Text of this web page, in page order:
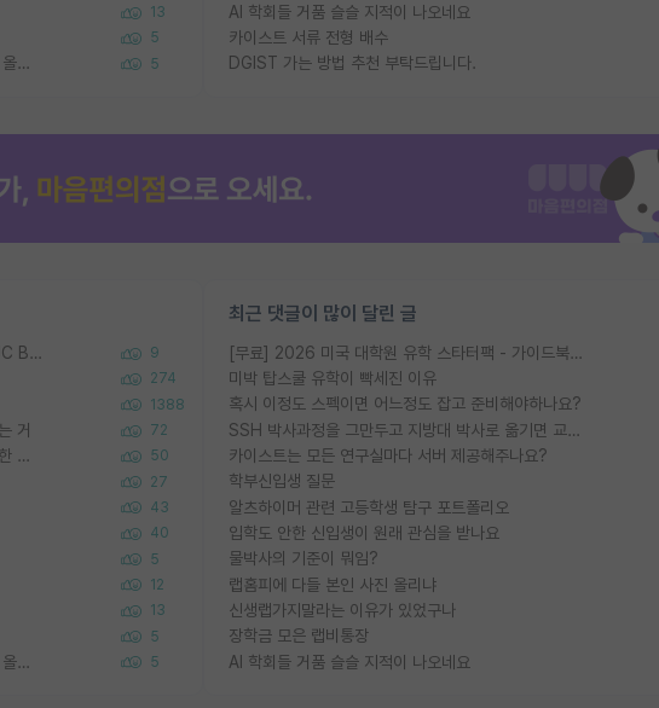
13
5
정보보안 연구하는 입장에선 식별가능한 사진을 올리는건 비추이긴함 5
AI 학회들 거품 슬슬 지적이 나오네요
카이스트 서류 전형 배수
DGIST 가는 방법 추천 부탁드립니다.
Korea University 수학, 컴퓨터과학 이학사, UC Berkeley 산업공학 대학원 공학박사가 되는 것은 쉽지 않겠죠? 9
274
1388
거 72
포스텍 억까에 대해 (동문의 학문적 아웃풋에 대한 반박) 50
27
43
40
5
12
13
5
정보보안 연구하는 입장에선 식별가능한 사진을 올리는건 비추이긴함 5
최근 댓글이 많이 달린 글
[무료] 2026 미국 대학원 유학 스타터팩 - 가이드북 & 합격자 컨택메일 템플릿
미박 탑스쿨 유학이 빡세진 이유
혹시 이정도 스펙이면 어느정도 잡고 준비해야하나요?
SSH 박사과정을 그만두고 지방대 박사로 옮기면 교수의 꿈은 끝일까요?
카이스트는 모든 연구실마다 서버 제공해주나요?
학부신입생 질문
알츠하이머 관련 고등학생 탐구 포트폴리오
입학도 안한 신입생이 원래 관심을 받나요
물박사의 기준이 뭐임?
랩홈피에 다들 본인 사진 올리냐
신생랩가지말라는 이유가 있었구나
장학금 모은 랩비통장
AI 학회들 거품 슬슬 지적이 나오네요